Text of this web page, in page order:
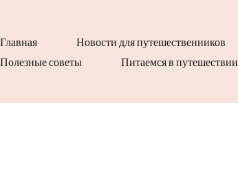
Главная Новости для путешественников
Полезные советы
Питаемся в путешествии